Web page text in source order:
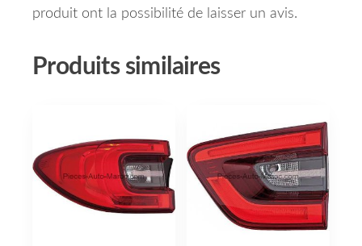
produit ont la possibilité de laisser un avis.
Produits similaires